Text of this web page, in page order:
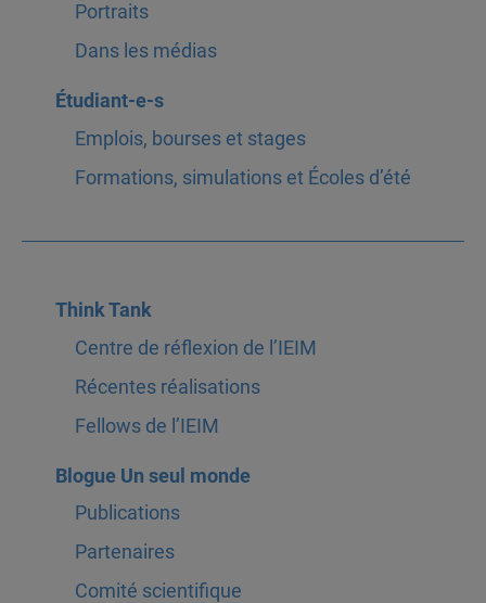
Portraits
Dans les médias
Étudiant-e-s
Emplois, bourses et stages
Formations, simulations et Écoles d’été
Think Tank
Centre de réflexion de l’IEIM
Récentes réalisations
Fellows de l’IEIM
Blogue Un seul monde
Publications
Partenaires
Comité scientifique